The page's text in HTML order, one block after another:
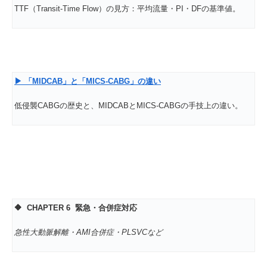
TTF（Transit-Time Flow）の見方：平均流量・PI・DFの基準値。
▶ 「MIDCAB 」と「MICS-CABG 」の違い
低侵襲CABGの歴史と、MIDCABとMICS-CABGの手技上の違い。
🔶 CHAPTER 6 緊急・合併症対応
急性大動脈解離・AMI合併症・PLSVCなど